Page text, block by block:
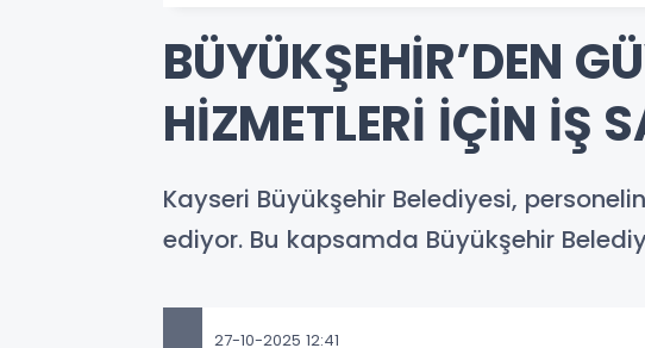
BÜYÜKŞEHİR’DEN
HİZMETLERİ İÇİN İŞ
Kayseri Büyükşehir Belediyesi,
ediyor. Bu kapsamda Büyükşehir
27-10-2025 12:41